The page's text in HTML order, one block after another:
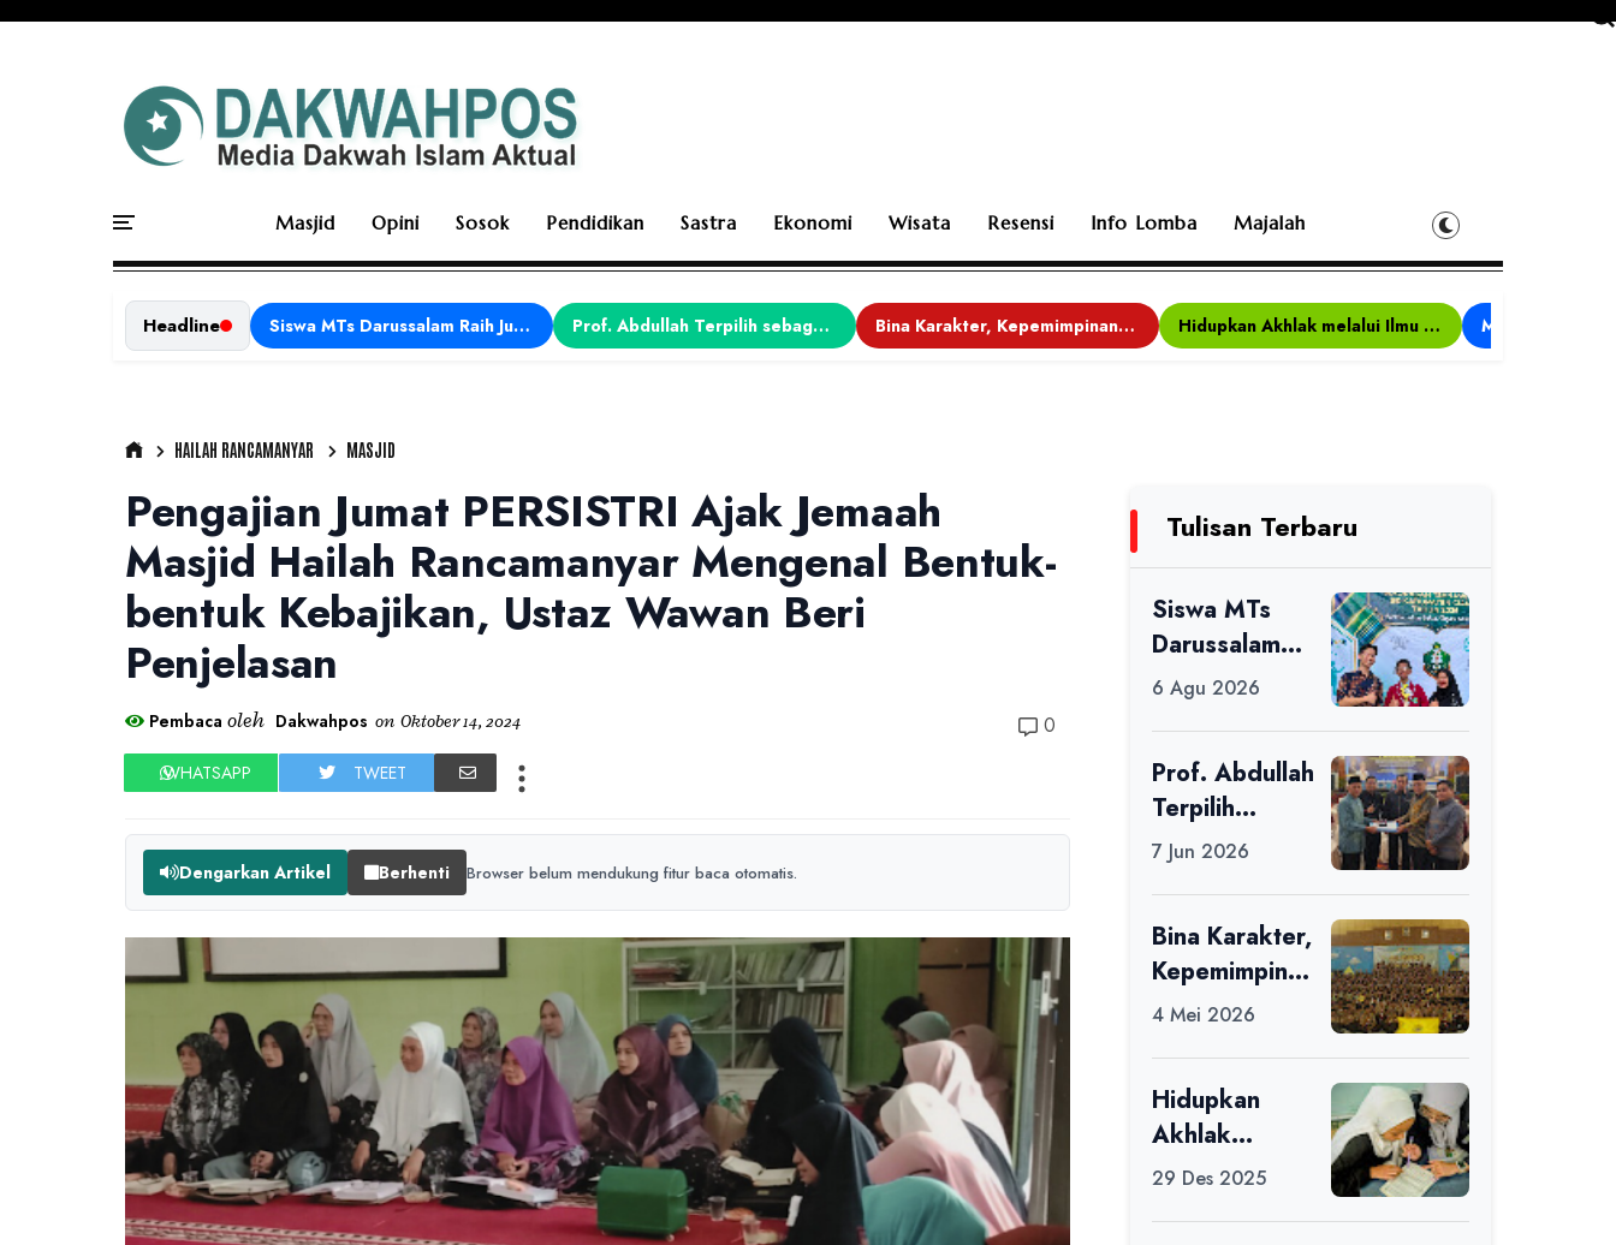
Masjid Opini Sosok Pendidikan Sastra Ekonomi Wisata Resensi Info Lomba Majalah
Headline Siswa MTs Darussalam Raih Juara 1 dalam Porseni Tingkat Kabupaten Ciamis Tahun 2026 Prof. Abdullah Terpilih sebagai Ketua APDII Periode 2026–2030 Bina Karakter, Kepemimpinan, dan Kemandirian, 117 Peserta Ikuti Alfaro Camp di MAN 1 Darussalam Ciamis Hidupkan Akhlak melalui Ilmu yang Diamalkan
HAILAH RANCAMANYAR MASJID
Pengajian Jumat PERSISTRI Ajak Jemaah
Masjid Hailah Rancamanyar Mengenal Bentuk-
bentuk Kebajikan, Ustaz Wawan Beri
Penjelasan
Pembaca oleh Dakwahpos on Oktober 14, 2024 0
WHATSAPP TWEET
Dengarkan Artikel Berhenti Browser belum mendukung fitur baca otomatis.
Tulisan Terbaru
Siswa MTs
Darussalam
Raih Juara 1
Kabupaten
Ciamis Tahun
2026
6 Agu 2026
Prof. Abdullah
Terpilih
sebagai Ketua
7 Jun 2026
Bina Karakter,
Kepemimpinan
, dan
Ikuti Alfaro
Camp di MAN
1 Darussalam
Ciamis
4 Mei 2026
Hidupkan
Akhlak
melalui Ilmu
29 Des 2025